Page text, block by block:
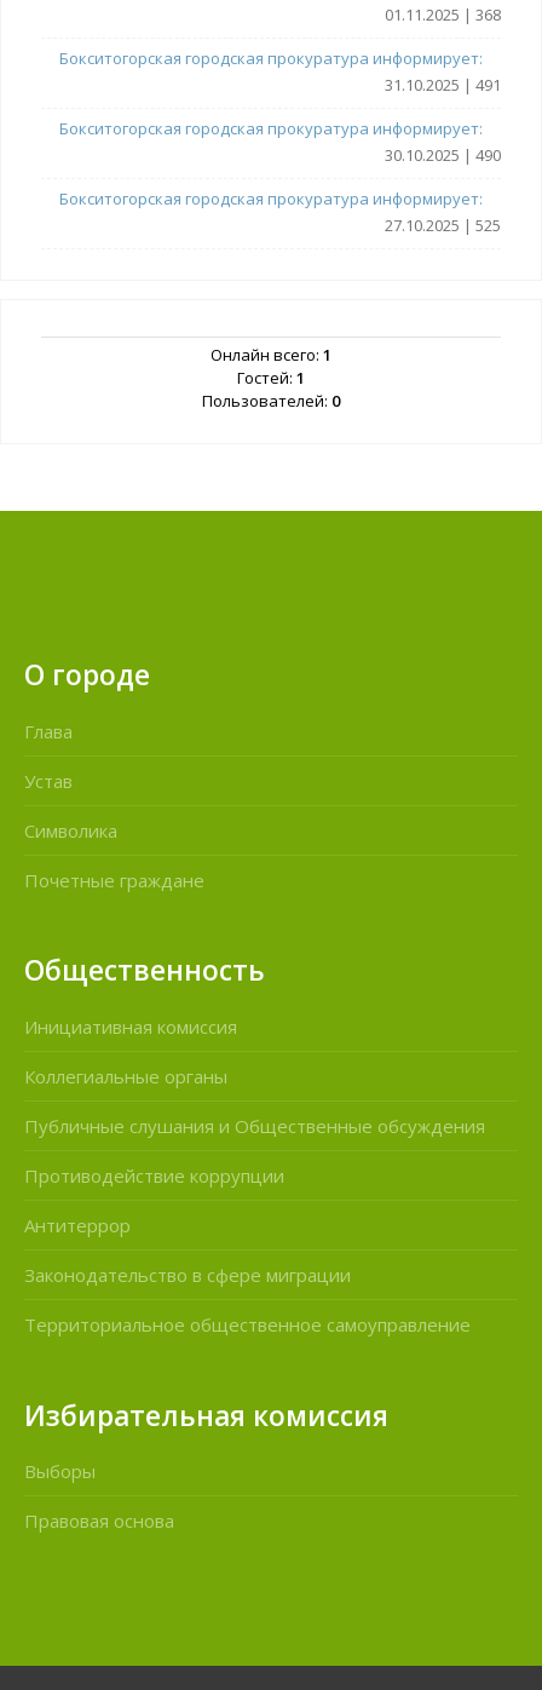
01.11.2025 | 368
Бокситогорская городская прокуратура информирует:
31.10.2025 | 491
Бокситогорская городская прокуратура информирует:
30.10.2025 | 490
Бокситогорская городская прокуратура информирует:
27.10.2025 | 525
Онлайн всего: 1
Гостей: 1
Пользователей: 0
О городе
Глава
Устав
Символика
Почетные граждане
Общественность
Инициативная комиссия
Коллегиальные органы
Публичные слушания и Общественные обсуждения
Противодействие коррупции
Антитеррор
Законодательство в сфере миграции
Территориальное общественное самоуправление
Избирательная комиссия
Выборы
Правовая основа